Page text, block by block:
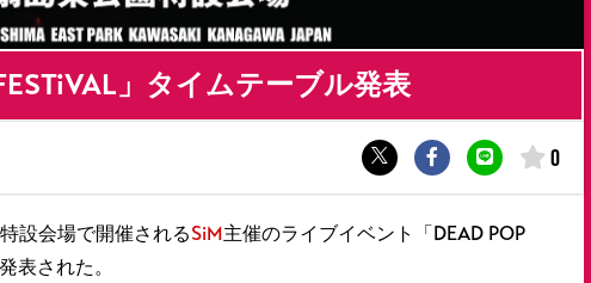
」タイムテーブル発表
0
設会場で開催されるSiM主催のライブイベント「DEAD POP
表された。